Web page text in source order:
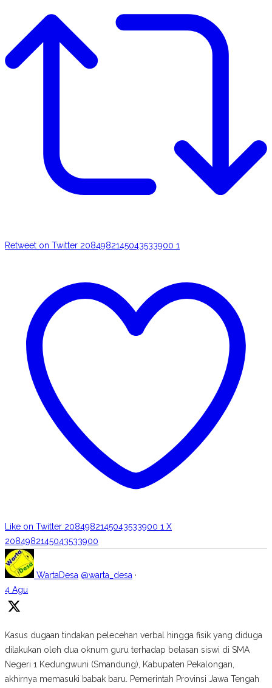
Retweet on Twitter 2084982145043533900 1
Like on Twitter 2084982145043533900 1 X
2084982145043533900
WartaDesa @warta_desa ·
4 Agu
Kasus dugaan tindakan pelecehan verbal hingga fisik yang diduga
dilakukan oleh dua oknum guru terhadap belasan siswi di SMA
Negeri 1 Kedungwuni (Smandung), Kabupaten Pekalongan,
akhirnya memasuki babak baru. Pemerintah Provinsi Jawa Tengah